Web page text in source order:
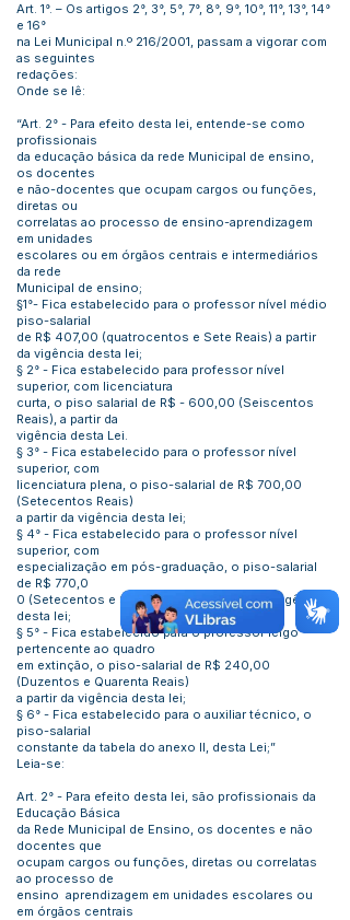
Art. 1°. – Os artigos 2°, 3°, 5°, 7°, 8°, 9°, 10°, 11°, 13°, 14°
e 16°
na Lei Municipal n.º 216/2001, passam a vigorar com
as seguintes
redações:
Onde se lê:
“Art. 2° - Para efeito desta lei, entende-se como
profissionais
da educação básica da rede Municipal de ensino,
os docentes
e não-docentes que ocupam cargos ou funções,
diretas ou
correlatas ao processo de ensino-aprendizagem
em unidades
escolares ou em órgãos centrais e intermediários
da rede
Municipal de ensino;
§1°- Fica estabelecido para o professor nível médio
piso-salarial
de R$ 407,00 (quatrocentos e Sete Reais) a partir
da vigência desta lei;
§ 2° - Fica estabelecido para professor nível
superior, com licenciatura
curta, o piso salarial de R$ - 600,00 (Seiscentos
Reais), a partir da
vigência desta Lei.
§ 3° - Fica estabelecido para o professor nível
superior, com
licenciatura plena, o piso-salarial de R$ 700,00
(Setecentos Reais)
a partir da vigência desta lei;
§ 4° - Fica estabelecido para o professor nível
superior, com
especialização em pós-graduação, o piso-salarial
de R$ 770,0
0 (Setecentos e Setenta Reais), a partir da vigência
desta lei;
§ 5° - Fica estabelecido para o professor leigo
pertencente ao quadro
em extinção, o piso-salarial de R$ 240,00
(Duzentos e Quarenta Reais)
a partir da vigência desta lei;
§ 6° - Fica estabelecido para o auxiliar técnico, o
piso-salarial
constante da tabela do anexo II, desta Lei;”
Leia-se:
Art. 2° - Para efeito desta lei, são profissionais da
Educação Básica
da Rede Municipal de Ensino, os docentes e não
docentes que
ocupam cargos ou funções, diretas ou correlatas
ao processo de
ensino aprendizagem em unidades escolares ou
em órgãos centrais